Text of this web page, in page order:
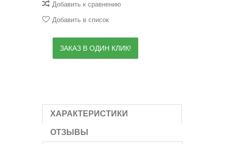
Добавить к сравнению
Добавить в список
ЗАКАЗ В ОДИН КЛИК!
ХАРАКТЕРИСТИКИ
ОТЗЫВЫ